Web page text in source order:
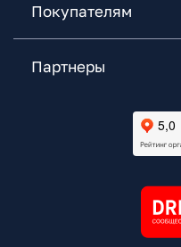
Покупателям
Партнеры